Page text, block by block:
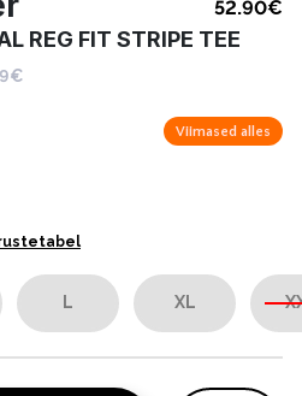
52.90€
REG FIT STRIPE TEE
Viimased alles
L XL